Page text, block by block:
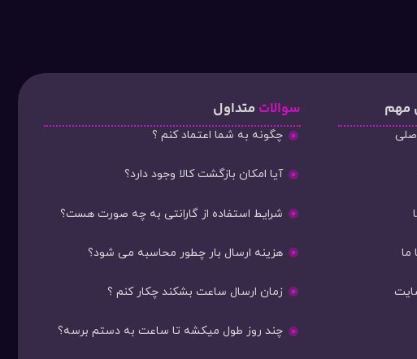
مهم
ما
سوالات متداول
چگونه به شما اعتماد کنم ؟
آیا امکان بازگشت کالا وجود دارد؟
شرایط استفاده از گارانتی به چه صورت هست؟
هزینه ارسال بار چطور محاسبه می شود؟
زمان ارسال ساعت بشکند چکار کنم ؟
چند روز طول میکشه تا ساعت به دستم برسه؟